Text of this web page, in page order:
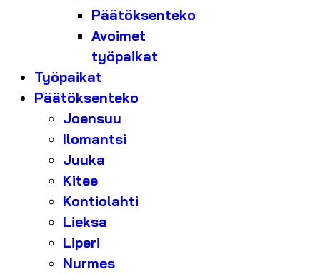
Päätöksenteko
Avoimet
työpaikat
Työpaikat
Päätöksenteko
Joensuu
Ilomantsi
Juuka
Kitee
Kontiolahti
Lieksa
Liperi
Nurmes